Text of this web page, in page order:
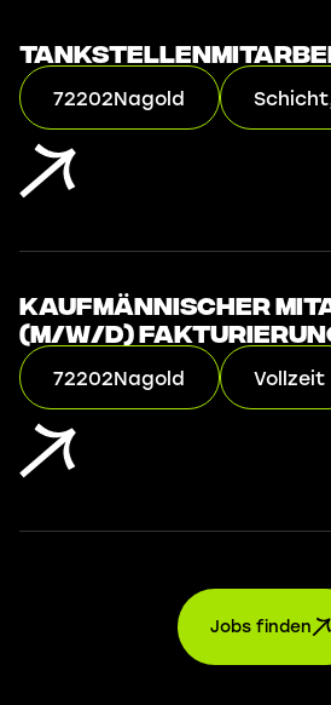
72202Nagold
Kaufmännischer
(m/w/d)
72202Nagold Vollzeit
Jobs finden